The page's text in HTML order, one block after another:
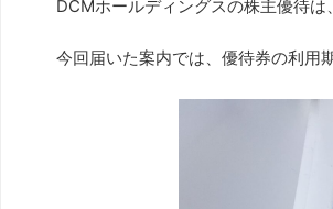
DCMホールディングスの株主優待は
今回届いた案内では、優待券の利用